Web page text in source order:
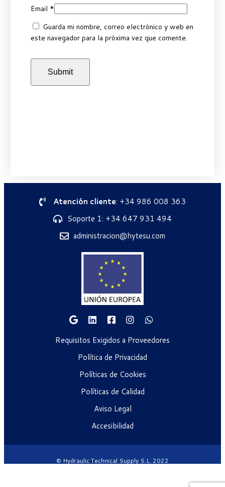
Email *
Guarda mi nombre, correo electrónico y web en
este navegador para la próxima vez que comente.
Atención cliente: +34 986 008 363
Soporte 1: +34 647 931 494
administracion@hytesu.com
Requisitos Exigidos a Proveedores
Política de Privacidad
Políticas de Cookies
Políticas de Calidad
Aviso Legal
Accesibilidad
© Hydraulic Technical Supply S.L. 2022